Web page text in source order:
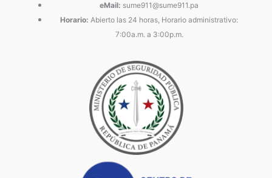
eMail: sume911@sume911.pa
Horario: Abierto las 24 horas, Horario administrativo:
7:00a.m. a 3:00p.m.